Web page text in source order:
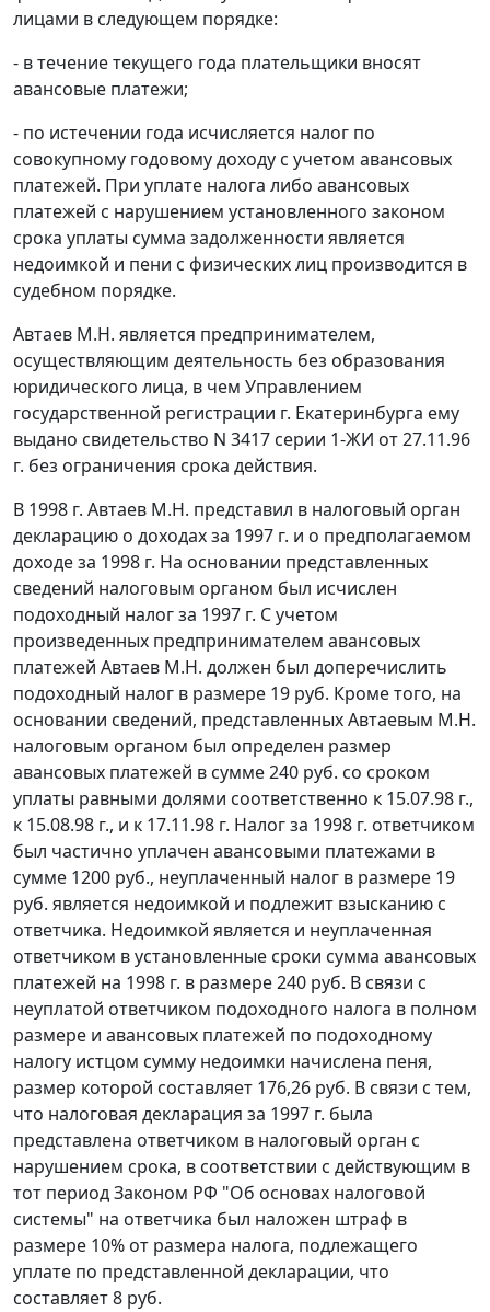
лицами в следующем порядке:
- в течение текущего года плательщики вносят
авансовые платежи;
- по истечении года исчисляется налог по
совокупному годовому доходу с учетом авансовых
платежей. При уплате налога либо авансовых
платежей с нарушением установленного законом
срока уплаты сумма задолженности является
недоимкой и пени с физических лиц производится в
судебном порядке.
Автаев М.Н. является предпринимателем,
осуществляющим деятельность без образования
юридического лица, в чем Управлением
государственной регистрации г. Екатеринбурга ему
выдано свидетельство N 3417 серии 1-ЖИ от 27.11.96
г. без ограничения срока действия.
В 1998 г. Автаев М.Н. представил в налоговый орган
декларацию о доходах за 1997 г. и о предполагаемом
доходе за 1998 г. На основании представленных
сведений налоговым органом был исчислен
подоходный налог за 1997 г. С учетом
произведенных предпринимателем авансовых
платежей Автаев М.Н. должен был доперечислить
подоходный налог в размере 19 руб. Кроме того, на
основании сведений, представленных Автаевым М.Н.
налоговым органом был определен размер
авансовых платежей в сумме 240 руб. со сроком
уплаты равными долями соответственно к 15.07.98 г.,
к 15.08.98 г., и к 17.11.98 г. Налог за 1998 г. ответчиком
был частично уплачен авансовыми платежами в
сумме 1200 руб., неуплаченный налог в размере 19
руб. является недоимкой и подлежит взысканию с
ответчика. Недоимкой является и неуплаченная
ответчиком в установленные сроки сумма авансовых
платежей на 1998 г. в размере 240 руб. В связи с
неуплатой ответчиком подоходного налога в полном
размере и авансовых платежей по подоходному
налогу истцом сумму недоимки начислена пеня,
размер которой составляет 176,26 руб. В связи с тем,
что налоговая декларация за 1997 г. была
представлена ответчиком в налоговый орган с
нарушением срока, в соответствии с действующим в
тот периодЗаконом РФ "Об основах налоговой
системы" на ответчика был наложен штраф в
размере 10% от размера налога, подлежащего
уплате по представленной декларации, что
составляет 8 руб.